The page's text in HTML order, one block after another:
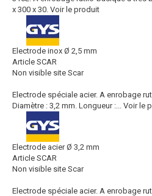
x 300 x 30. Voir le produit
Electrode inox Ø 2,5 mm
Article SCAR
Non visible site Scar
Electrode spéciale acier. A enrobage
Diamètre : 3,2 mm. Longueur :...
Voir le
Electrode acier Ø 3,2 mm
Article SCAR
Non visible site Scar
Electrode spéciale acier. A enrobage